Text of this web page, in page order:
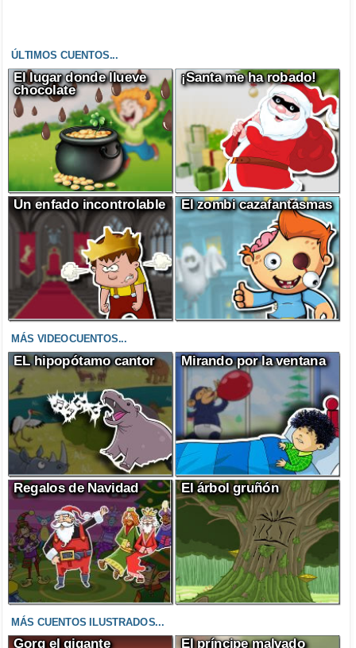
ÚLTIMOS CUENTOS...
El lugar donde llueve
chocolate
¡Santa me ha robado!
Un enfado incontrolable El zombi cazafantasmas
MÁS VIDEOCUENTOS...
EL hipopótamo cantor Mirando por la ventana
Regalos de Navidad El árbol gruñón
MÁS CUENTOS ILUSTRADOS...
Gorg el gigante El príncipe malvado